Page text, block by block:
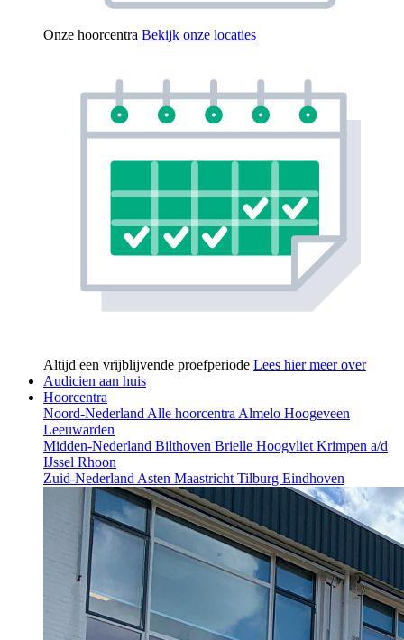
Onze hoorcentra Bekijk onze locaties
Altijd een vrijblijvende proefperiode Lees hier meer over
Audicien aan huis
Hoorcentra
Noord-Nederland Alle hoorcentra Almelo Hoogeveen
Leeuwarden
Midden-Nederland Bilthoven Brielle Hoogvliet Krimpen a/d
IJssel Rhoon
Zuid-Nederland Asten Maastricht Tilburg Eindhoven